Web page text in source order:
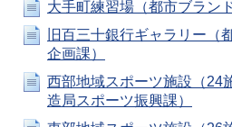
大手町練習場（都市ブラン
旧百三十銀行ギャラリー（
企画課）
西部地域スポーツ施設（24
造局スポーツ振興課）